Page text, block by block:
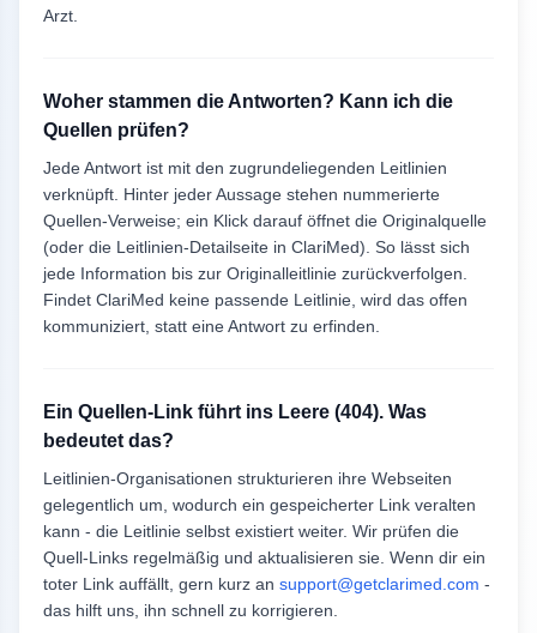
Arzt.
Woher stammen die Antworten? Kann ich die
Quellen prüfen?
Jede Antwort ist mit den zugrundeliegenden Leitlinien
verknüpft. Hinter jeder Aussage stehen nummerierte
Quellen-Verweise; ein Klick darauf öffnet die Originalquelle
(oder die Leitlinien-Detailseite in ClariMed). So lässt sich
jede Information bis zur Originalleitlinie zurückverfolgen.
Findet ClariMed keine passende Leitlinie, wird das offen
kommuniziert, statt eine Antwort zu erfinden.
Ein Quellen-Link führt ins Leere (404). Was
bedeutet das?
Leitlinien-Organisationen strukturieren ihre Webseiten
gelegentlich um, wodurch ein gespeicherter Link veralten
kann - die Leitlinie selbst existiert weiter. Wir prüfen die
Quell-Links regelmäßig und aktualisieren sie. Wenn dir ein
toter Link auffällt, gern kurz an support@getclarimed.com -
das hilft uns, ihn schnell zu korrigieren.